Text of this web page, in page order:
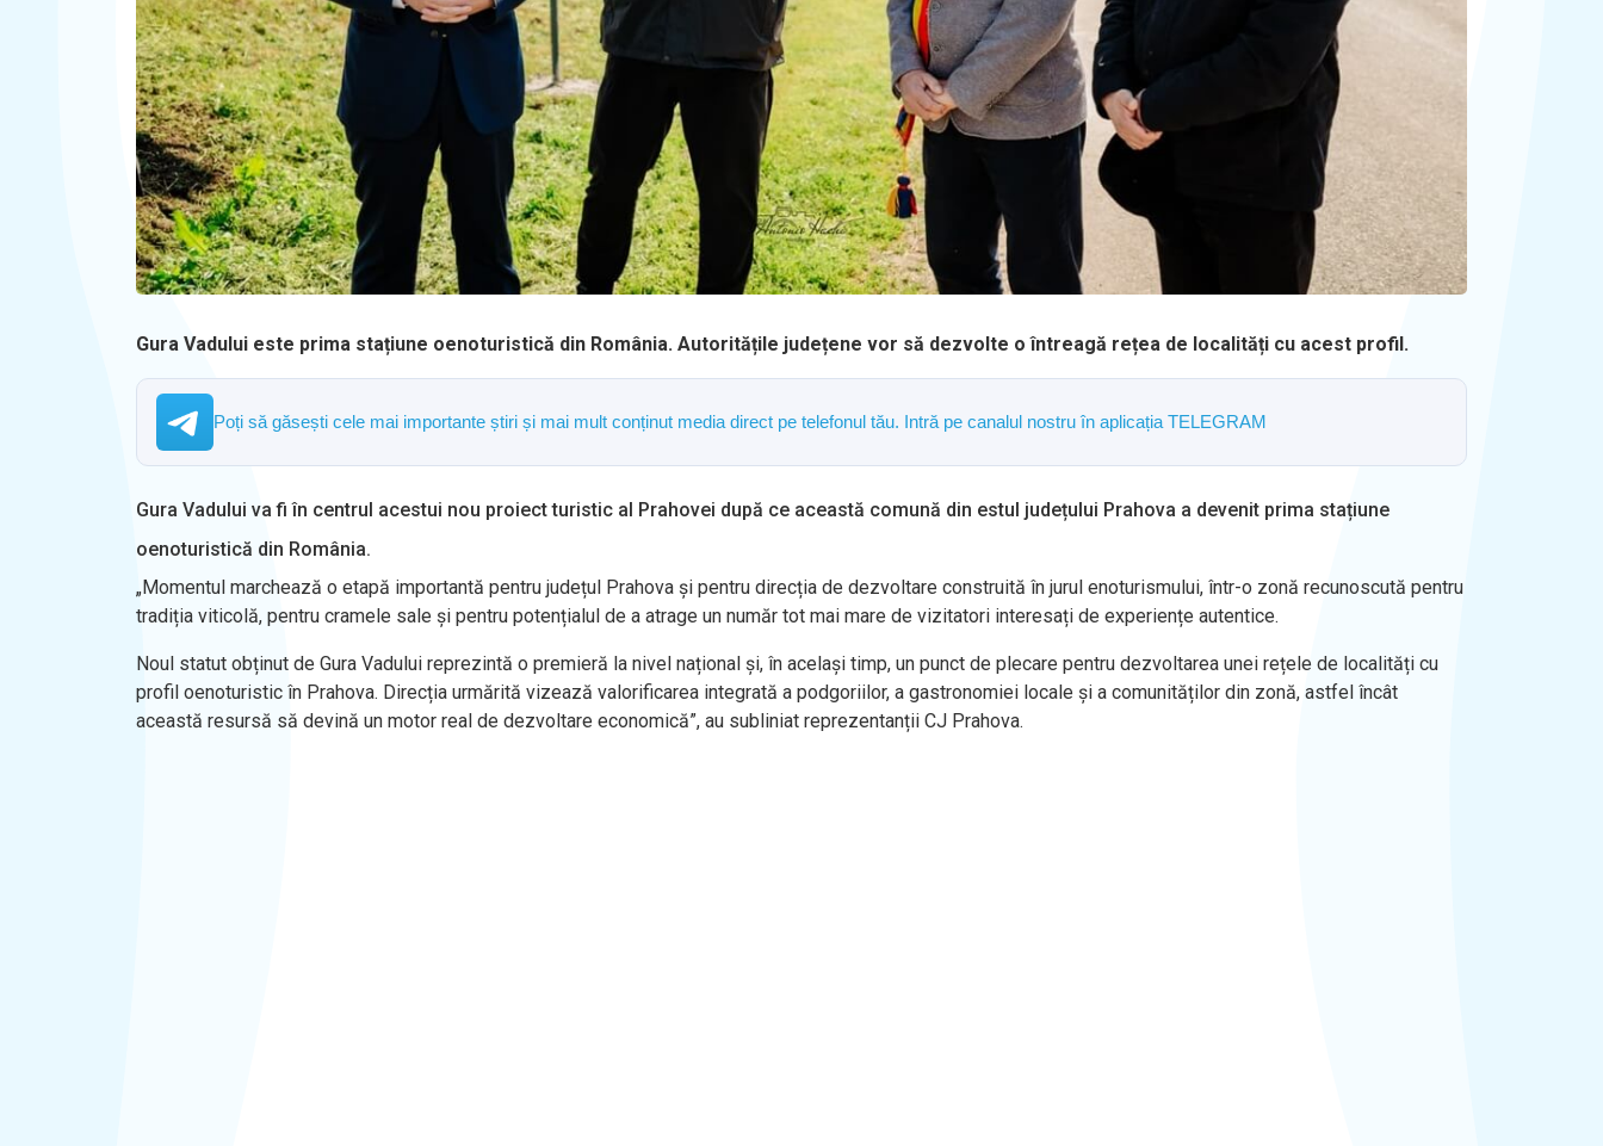
Gura Vadului este prima stațiune oenoturistică din România. Autoritățile județene vor să dezvolte o întreagă rețea de localități cu acest profil.
Poți să găsești cele mai importante știri și mai mult conținut media direct pe telefonul tău. Intră pe canalul nostru în aplicația TELEGRAM
Gura Vadului va fi în centrul acestui nou proiect turistic al Prahovei după ce această comună din estul județului Prahova a devenit prima stațiune
oenoturistică din România.
„Momentul marchează o etapă importantă pentru județul Prahova și pentru direcția de dezvoltare construită în jurul enoturismului, într-o zonă recunoscută pentru
tradiția viticolă, pentru cramele sale și pentru potențialul de a atrage un număr tot mai mare de vizitatori interesați de experiențe autentice.
Noul statut obținut de Gura Vadului reprezintă o premieră la nivel național și, în același timp, un punct de plecare pentru dezvoltarea unei rețele de localități cu
profil oenoturistic în Prahova. Direcția urmărită vizează valorificarea integrată a podgoriilor, a gastronomiei locale și a comunităților din zonă, astfel încât
această resursă să devină un motor real de dezvoltare economică”, au subliniat reprezentanții CJ Prahova.